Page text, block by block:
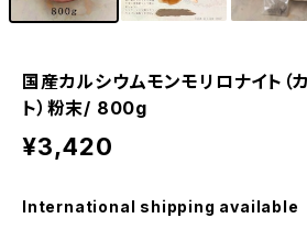
国産カルシウムモンモリロナイト（
ト）粉末/ 800g
¥3,420
International shipping available